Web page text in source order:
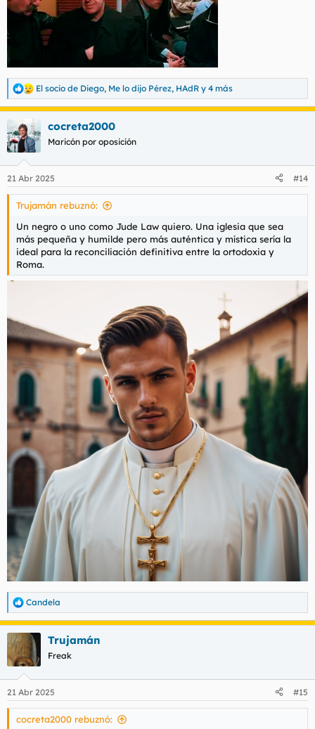
R
e
c
c
i
e
s
El socio de Diego, Me lo dijo Pérez, HAdR y 4 más
cocreta2000
Maricón por oposición
21 Abr 2025 #14
Trujamán rebuznó:
Un negro o uno como Jude Law quiero. Una iglesia que sea
más pequeña y humilde pero más auténtica y mística sería la
ideal para la reconciliación definitiva entre la ortodoxia y
Roma.
R
e
c
c
i
e
s
Candela
Trujamán
Freak
21 Abr 2025 #15
cocreta2000 rebuznó: